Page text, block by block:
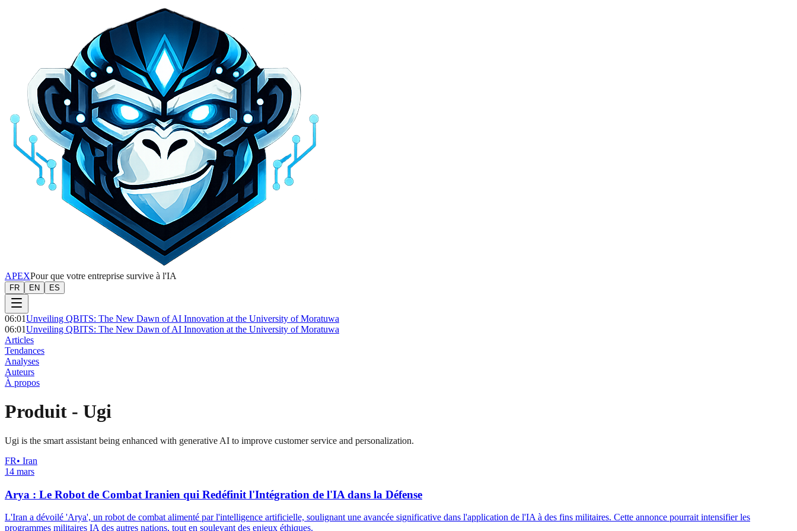
APEXPour que votre entreprise survive à l'IA
FR EN ES
06:01Unveiling QBITS: The New Dawn of AI Innovation at the University of Moratuwa
06:01Unveiling QBITS: The New Dawn of AI Innovation at the University of Moratuwa
Articles
Tendances
Analyses
Auteurs
À propos
Produit - Ugi
Ugi is the smart assistant being enhanced with generative AI to improve customer service and personalization.
FR• Iran
14 mars
Arya : Le Robot de Combat Iranien qui Redéfinit l'Intégration de l'IA dans la Défense
L'Iran a dévoilé 'Arya', un robot de combat alimenté par l'intelligence artificielle, soulignant une avancée significative dans l'application de l'IA à des fins militaires. Cette annonce pourrait intensifier les
programmes militaires IA des autres nations, tout en soulevant des enjeux éthiques.